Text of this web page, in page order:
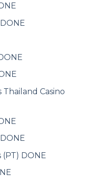
Thailand Casino
(PT) DONE